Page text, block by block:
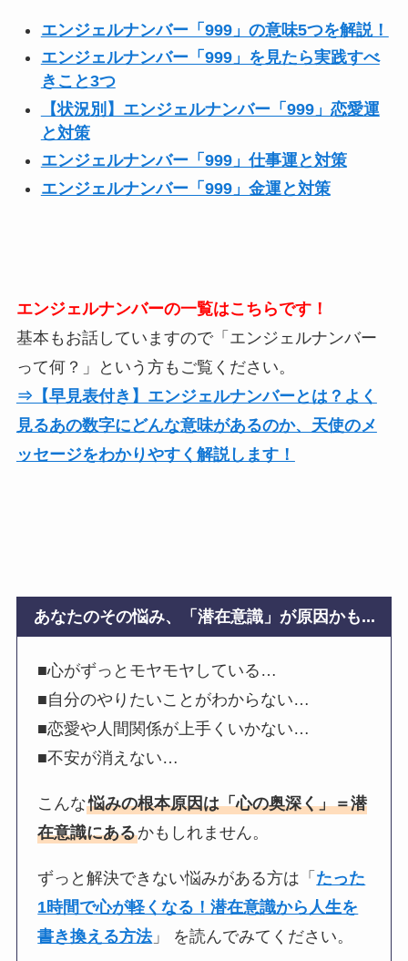
エンジェルナンバー「999」の意味5つを解説！
エンジェルナンバー「999」を見たら実践すべ
きこと3つ
【状況別】エンジェルナンバー「999」恋愛運
と対策
エンジェルナンバー「999」仕事運と対策
エンジェルナンバー「999」金運と対策
エンジェルナンバーの一覧はこちらです！
基本もお話していますので「エンジェルナンバー
って何？」という方もご覧ください。
⇒【早見表付き】エンジェルナンバーとは？よく
見るあの数字にどんな意味があるのか、天使のメ
ッセージをわかりやすく解説します！
あなたのその悩み、「潜在意識」が原因かも...
■心がずっとモヤモヤしている…
■自分のやりたいことがわからない…
■恋愛や人間関係が上手くいかない…
■不安が消えない…
こんな悩みの根本原因は「心の奥深く」＝潜
在意識にあるかもしれません。
ずっと解決できない悩みがある方は「 たった
1時間で心が軽くなる！潜在意識から人生を
書き換える方法」 を読んでみてください。